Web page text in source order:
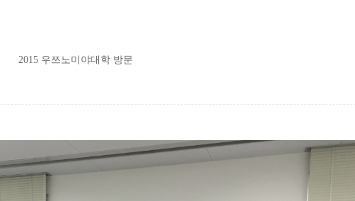
2015 우쯔노미야대학 방문